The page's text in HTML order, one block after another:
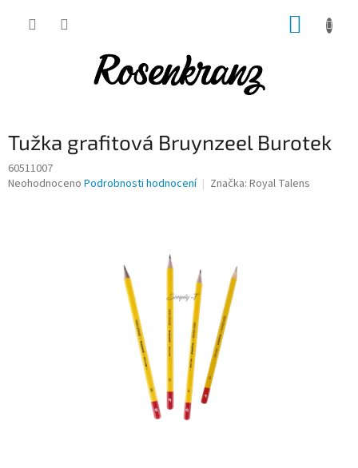
Tužka grafitová Bruynzeel Burotek
60511007
Průměrné
Neohodnoceno Podrobnosti hodnocení Značka: Royal Talens